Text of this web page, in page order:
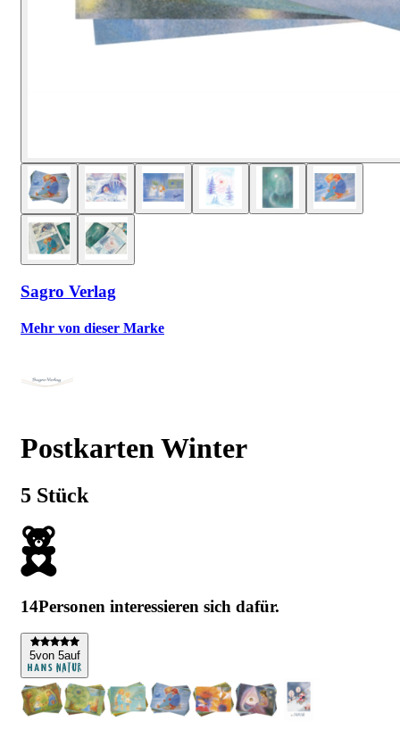
Sagro Verlag
Mehr von dieser Marke
Postkarten Winter
5 Stück
14Personen interessieren sich dafür.
5von 5auf